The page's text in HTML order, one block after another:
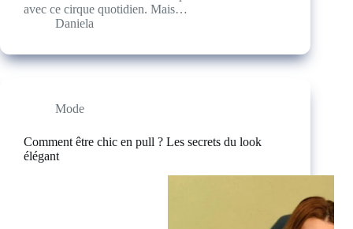
avec ce cirque quotidien. Mais…
Daniela
Mode
Comment être chic en pull ? Les secrets du look
élégant